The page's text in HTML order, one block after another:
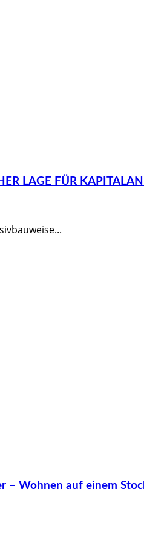
LAGE FÜR
Wohnen auf einem